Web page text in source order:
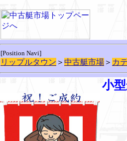
[Position Navi]
リップルタウン ＞ 中古艇市場 ＞ カ
小